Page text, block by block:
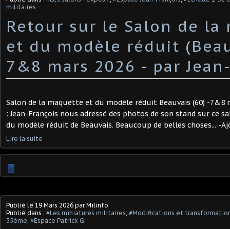
militaires
Retour sur le Salon de la
et du modèle réduit
7&8 mars 2026 - par
Salon de la maquette et du modèle réduit Beauvais (60) -7&8
: Jean-François nous adressé des photos de son stand sur ce
du modèle réduit de Beauvais. Beaucoup de belles choses... -
Lire la suite
…
Publié le 19 Mars 2026 par Milinfo
Publié dans : #Les miniatures militaires, #Modifications et
35ème, #Espace Patrick G.